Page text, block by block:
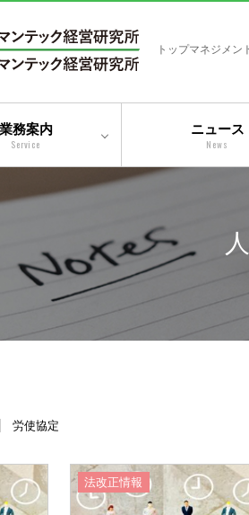
トップマネジメン
業務案内
Service
体制によるトータ
ス
ルティングサービ
ニュース
News
労使協定
法改正情報